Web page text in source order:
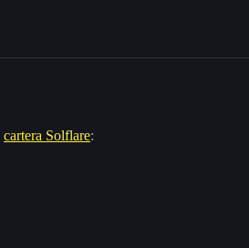
cartera Solflare: